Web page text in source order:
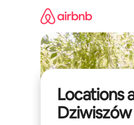
Locations
Dziwiszów